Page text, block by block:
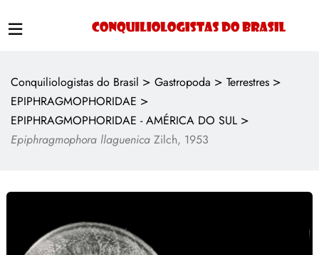
Conquiliologistas do Brasil > Gastropoda > Terrestres >
EPIPHRAGMOPHORIDAE >
EPIPHRAGMOPHORIDAE - AMÉRICA DO SUL >
Epiphragmophora llaguenica Zilch, 1953